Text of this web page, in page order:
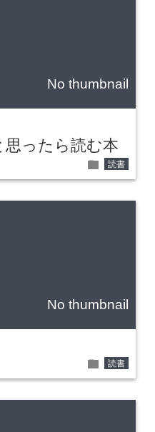
No thumbnail
思ったら読む本
folder 読書
No thumbnail
folder 読書